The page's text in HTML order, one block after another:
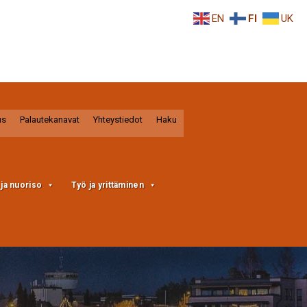
Palautekanavat Yhteystiedot Haku
nuoriso Työ ja yrittäminen
EN FI UK